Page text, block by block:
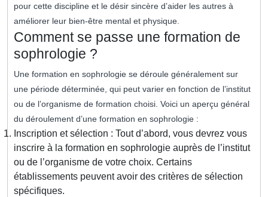
pour cette discipline et le désir sincère d’aider les autres à
améliorer leur bien-être mental et physique.
Comment se passe une formation de
sophrologie ?
Une formation en sophrologie se déroule généralement sur
une période déterminée, qui peut varier en fonction de l’institut
ou de l’organisme de formation choisi. Voici un aperçu général
du déroulement d’une formation en sophrologie :
Inscription et sélection : Tout d’abord, vous devrez vous
inscrire à la formation en sophrologie auprès de l’institut
ou de l’organisme de votre choix. Certains
établissements peuvent avoir des critères de sélection
spécifiques.